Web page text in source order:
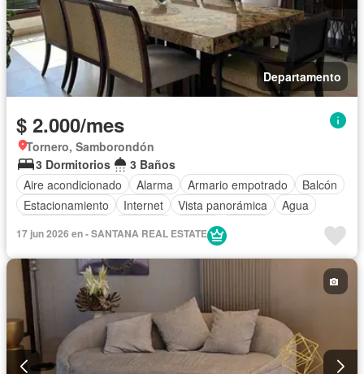
Departamento
$ 2.000/mes
Tornero, Samborondón
3 Dormitorios
3 Baños
Aire acondicionado
Alarma Armario empotrado
Balcón
Estacionamiento
Internet Vista panorámica
Agua
Jardín
Garita de guardianía
Ascensor
Seguridad
Piscina Cancha de tenis
17 jun 2026 en - SANTANA REAL ESTATE